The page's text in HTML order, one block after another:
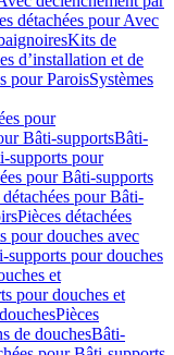
détachées pour Avec
Kits de
d’installation et de
pour ParoisSystèmes
pour
Bâti-supportsBâti-
supports pour
pour Bâti-supports
détachées pour Bâti-
Pièces détachées
pour douches avec
supports pour douches
et
pour douches et
Pièces
de douchesBâti-